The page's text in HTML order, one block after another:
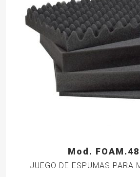
Mod.
JUEGO DE ESPUMAS PARA